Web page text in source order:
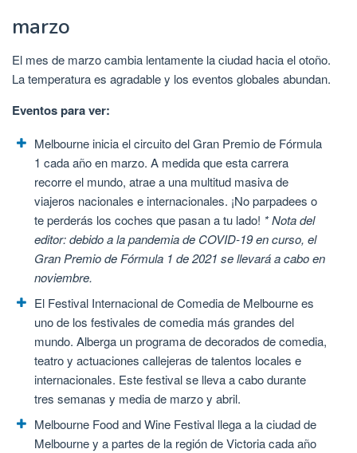
marzo
El mes de marzo cambia lentamente la ciudad hacia el otoño.
La temperatura es agradable y los eventos globales abundan.
Eventos para ver:
Melbourne inicia el circuito del Gran Premio de Fórmula
1 cada año en marzo. A medida que esta carrera
recorre el mundo, atrae a una multitud masiva de
viajeros nacionales e internacionales. ¡No parpadees o
te perderás los coches que pasan a tu lado! * Nota del
editor: debido a la pandemia de COVID-19 en curso, el
Gran Premio de Fórmula 1 de 2021 se llevará a cabo en
noviembre.
El Festival Internacional de Comedia de Melbourne es
uno de los festivales de comedia más grandes del
mundo. Alberga un programa de decorados de comedia,
teatro y actuaciones callejeras de talentos locales e
internacionales. Este festival se lleva a cabo durante
tres semanas y media de marzo y abril.
Melbourne Food and Wine Festival llega a la ciudad de
Melbourne y a partes de la región de Victoria cada año